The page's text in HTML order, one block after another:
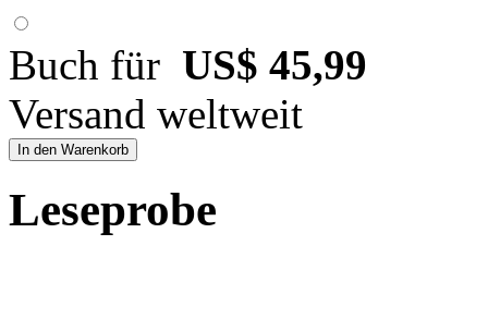
Buch für US$ 45,99
Versand weltweit
In den Warenkorb
Leseprobe